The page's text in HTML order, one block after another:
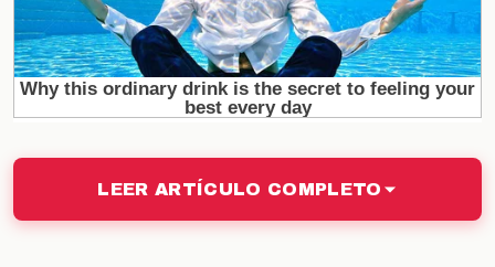
**problemáticos**.
Impacto en la carrera de Alain
Delon
Este escándalo no solo afecta su vida personal,
sino que también tiene repercusiones en su
**carrera profesional**. A medida que las noticias
LEER ARTÍCULO COMPLETO